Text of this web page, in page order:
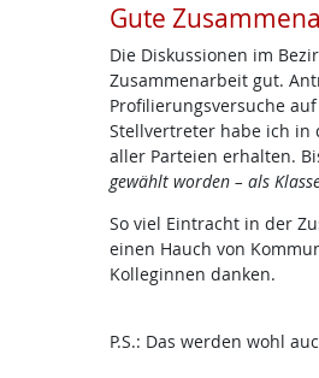
Gute
Die Diskussionen im
Zusammenarbeit gut.
Profilierungsversuche
Stellvertreter habe ich in
aller Parteien erhalten.
gewählt worden – als
So viel Eintracht in der
einen Hauch von
Kolleginnen danken.
P.S.: Das werden wohl